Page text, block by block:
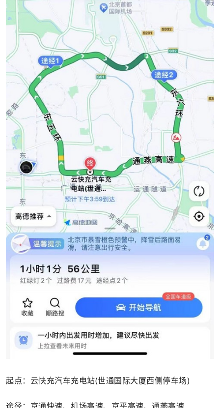
起点：云快充汽车充电站(世通国际大厦西侧停车场)